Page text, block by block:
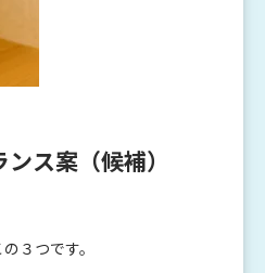
ス案（候補）
３つです。